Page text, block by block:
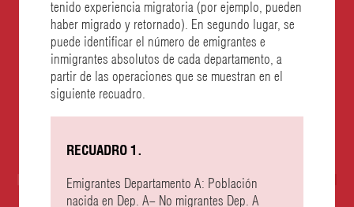
tenido experiencia migratoria (por ejemplo, pueden
haber migrado y retornado). En segundo lugar, se
puede identificar el número de emigrantes e
inmigrantes absolutos de cada departamento, a
partir de las operaciones que se muestran en el
siguiente recuadro.
RECUADRO 1.
Emigrantes Departamento A: Población
nacida en Dep. A− No migrantes Dep. A